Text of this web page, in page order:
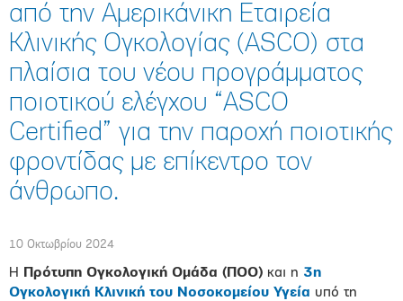
από την Αμερικάνικη Εταιρεία
Κλινικής Ογκολογίας (ASCO) στα
πλαίσια του νέου προγράμματος
ποιοτικού ελέγχου “ASCO
Certified” για την παροχή ποιοτικής
φροντίδας με επίκεντρο τον
άνθρωπο.
10 Οκτωβρίου 2024
Η Πρότυπη Ογκολογική Ομάδα (ΠΟΟ) και η 3η
Ογκολογική Κλινική του Νοσοκομείου Υγεία υπό τη